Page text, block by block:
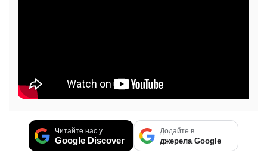
Читайте нас у
Google Discover
Додайте в
джерела Google